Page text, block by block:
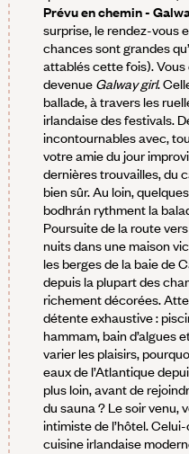
Prévu en chemin -
surprise, le rendez-vous
chances sont grandes
attablés cette fois).
devenue Galway girl.
ballade, à travers les
irlandaise des festivals.
incontournables avec,
votre amie du jour
dernières trouvailles, du
bien sûr. Au loin,
bodhrán rythment la
Poursuite de la route
nuits dans une maison
les berges de la baie de
depuis la plupart des
richement décorées.
détente exhaustive :
hammam, bain d’algues
varier les plaisirs,
eaux de l’Atlantique
plus loin, avant de
du sauna ? Le soir venu,
intimiste de l’hôtel.
cuisine irlandaise